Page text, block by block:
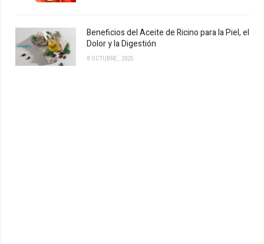
Beneficios del Aceite de Ricino para la Piel, el
Dolor y la Digestión
8 OCTUBRE, 2025